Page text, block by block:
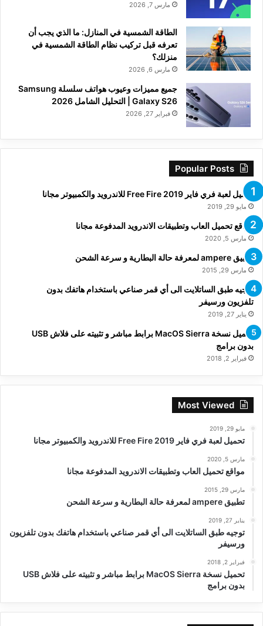
مارس 7, 2026
الطاقة الشمسية في المنازل: ما الذي يجب أن
تعرفه قبل تركيب نظام الطاقة الشمسية في
منزلك؟
مارس 6, 2026
جميع مميزات وعيوب هواتف سلسلة Samsung
Galaxy S26 | التحليل الشامل 2026
فبراير 27, 2026
Popular Posts
تحميل لعبة فري فاير Free Fire 2019 للاندرويد والكمبيوتر مجانا
مايو 29, 2019
مواقع تحميل العاب وتطبيقات الاندرويد المدفوعة مجانا
مارس 5, 2020
تطبيق ampere لمعرفة حالة البطارية و سرعة الشحن
مارس 29, 2015
توجيه طبق الساتلايت الى أي قمر صناعي باستخدام هاتفك بدون
تلفزيون ورسيفر
يناير 27, 2019
تحميل نسخة MacOS Sierra برابط مباشر و تثبيته على فلاش USB
بدون برامج
فبراير 2, 2018
Most Viewed
مايو 29, 2019
تحميل لعبة فري فاير Free Fire 2019 للاندرويد والكمبيوتر مجانا
مارس 5, 2020
مواقع تحميل العاب وتطبيقات الاندرويد المدفوعة مجانا
مارس 29, 2015
تطبيق ampere لمعرفة حالة البطارية و سرعة الشحن
يناير 27, 2019
توجيه طبق الساتلايت الى أي قمر صناعي باستخدام هاتفك بدون تلفزيون
ورسيفر
فبراير 2, 2018
تحميل نسخة MacOS Sierra برابط مباشر و تثبيته على فلاش USB
بدون برامج